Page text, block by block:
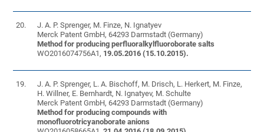
20.
J. A. P. Sprenger, M. Finze, N. Ignatyev
Merck Patent GmbH, 64293 Darmstadt (Germany)
Method for producing perfluoralkylfluoroborate salts
WO2016074756A1, 19.05.2016 (15.10.2015).
19.
J. A. P. Sprenger, L. A. Bischoff, M. Drisch, L. Herkert, M. Finze,
H. Willner, E. Bernhardt, N. Ignatyev, M. Schulte
Merck Patent GmbH, 64293 Darmstadt (Germany)
Method for producing compounds with
monofluorotricyanoborate anions